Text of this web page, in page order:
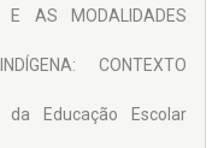
AS MODALIDADES
CONTEXTO
Educação Escolar